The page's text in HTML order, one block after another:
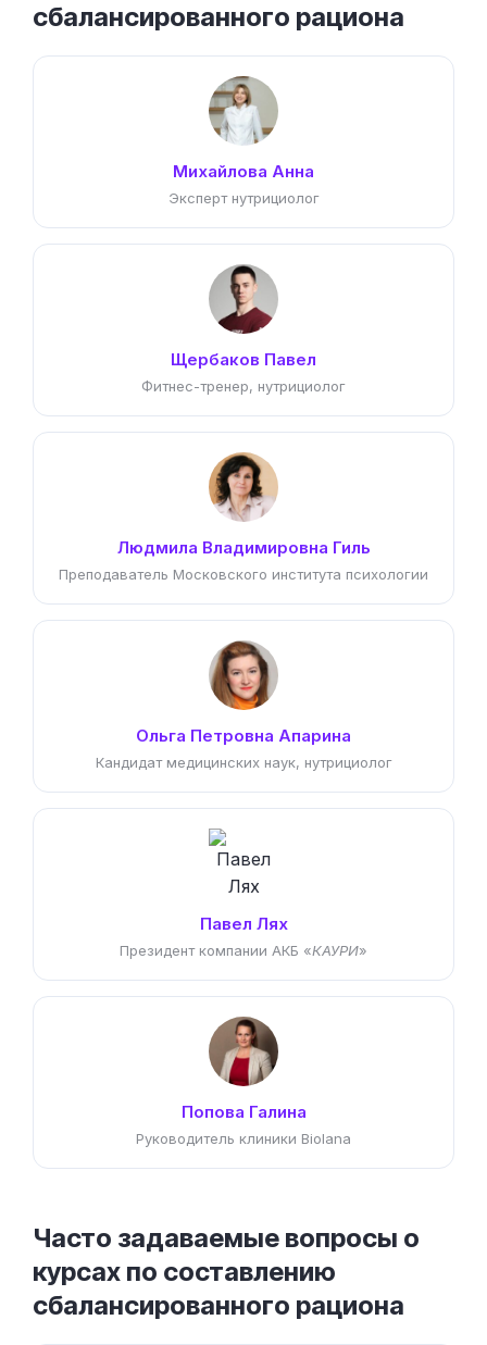
сбалансированного рациона
Михайлова Анна
Эксперт нутрициолог
Щербаков Павел
Фитнес-тренер, нутрициолог
Людмила Владимировна Гиль
Преподаватель Московского института психологии
Ольга Петровна Апарина
Кандидат медицинских наук, нутрициолог
Павел Лях
Президент компании АКБ «КАУРИ»
Попова Галина
Руководитель клиники Biolana
Часто задаваемые вопросы о
курсах по составлению
сбалансированного рациона